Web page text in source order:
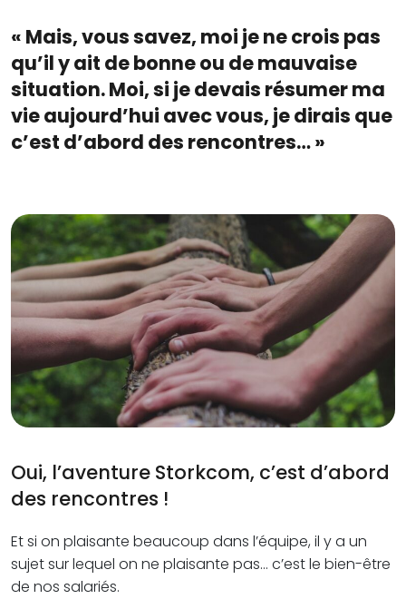
« Mais, vous savez, moi je ne crois pas
qu’il y ait de bonne ou de mauvaise
situation. Moi, si je devais résumer ma
vie aujourd’hui avec vous, je dirais que
c’est d’abord des rencontres… »
Oui, l’aventure Storkcom, c’est d’abord
des rencontres !
Et si on plaisante beaucoup dans l’équipe, il y a un
sujet sur lequel on ne plaisante pas… c’est le bien-être
de nos salariés.